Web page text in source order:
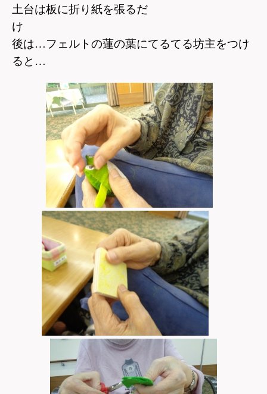
土台は板に折り紙を張るだ
け
後は…フェルトの蓮の葉にてるてる坊主をつけ
ると…